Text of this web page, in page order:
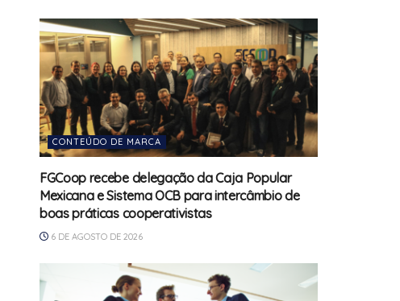
CONTEÚDO DE MARCA
FGCoop recebe delegação da Caja Popular
Mexicana e Sistema OCB para intercâmbio de
boas práticas cooperativistas
6 DE AGOSTO DE 2026